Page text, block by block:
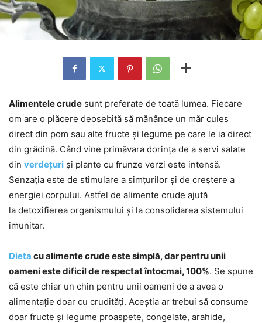
Alimentele crude sunt preferate de toată lumea. Fiecare
om are o plăcere deosebită să mănânce un măr cules
direct din pom sau alte fructe și legume pe care le ia direct
din grădină. Când vine primăvara dorința de a servi salate
din verdețuri și plante cu frunze verzi este intensă.
Senzația este de stimulare a simțurilor și de creștere a
energiei corpului. Astfel de alimente crude ajută
la detoxifierea organismului și la consolidarea sistemului
imunitar.
Dieta cu alimente crude este simplă, dar pentru unii
oameni este dificil de respectat întocmai, 100%. Se spune
că este chiar un chin pentru unii oameni de a avea o
alimentație doar cu crudități. Aceștia ar trebui să consume
doar fructe și legume proaspete, congelate, arahide,